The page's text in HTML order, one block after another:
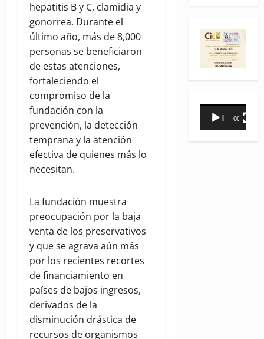
hepatitis B y C, clamidia y
gonorrea. Durante el
último año, más de 8,000
personas se beneficiaron
de estas atenciones,
fortaleciendo el
compromiso de la
fundación con la
prevención, la detección
temprana y la atención
efectiva de quienes más lo
necesitan.
La fundación muestra
preocupación por la baja
venta de los preservativos
y que se agrava aún más
por los recientes recortes
de financiamiento en
países de bajos ingresos,
derivados de la
disminución drástica de
recursos de organismos
Reproductor
00:00 00:31